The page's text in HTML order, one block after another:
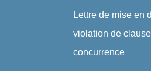
Lettre de mise en
violation de
concurrence